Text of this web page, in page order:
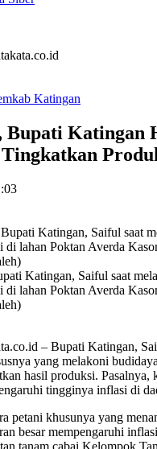
Katingan
Bupati Katingan
Katingan, Saiful saat
di lahan Poktan Averda
– Bupati Katingan,
yang melakoni
hasil produksi. Pasalnya,
tingginya inflasi di
petani khusunya yang
besar mempengaruhi
tanam cabai Kelompok